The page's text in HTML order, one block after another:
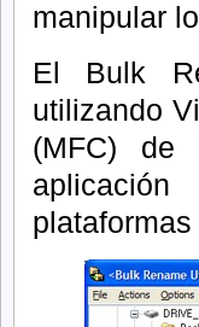
manipular
El Bulk
utilizando
(MFC) de